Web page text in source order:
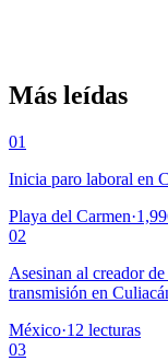
Más leídas
01
Inicia paro laboral en
Playa del Carmen·
02
Asesinan al creador
transmisión en
México·12 lecturas
03